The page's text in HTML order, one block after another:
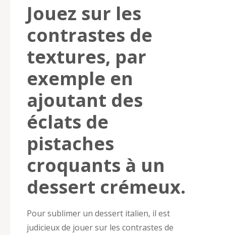
Jouez sur les
contrastes de
textures, par
exemple en
ajoutant des
éclats de
pistaches
croquants à un
dessert crémeux.
Pour sublimer un dessert italien, il est
judicieux de jouer sur les contrastes de